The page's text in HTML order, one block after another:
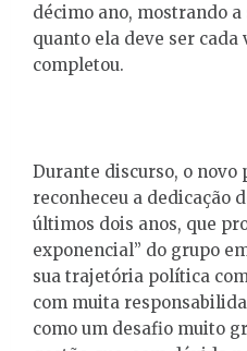
décimo ano, mostrando
quanto ela deve ser cada
completou.
Durante discurso, o novo
reconheceu a dedicação
últimos dois anos, que
exponencial” do grupo
sua trajetória política
com muita
como um desafio muito